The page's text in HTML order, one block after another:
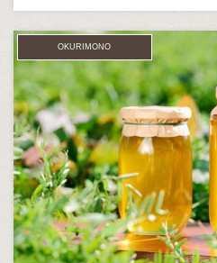
OKURIMONO